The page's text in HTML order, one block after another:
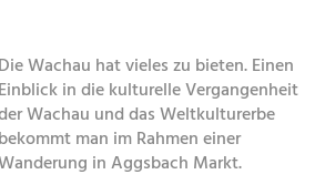
und
Die Wachau hat vieles zu bieten. Einen
Einblick in die kulturelle Vergangenheit
Wachau und das Weltkulturerbe
bekommt man im Rahmen einer
in Aggsbach Markt.